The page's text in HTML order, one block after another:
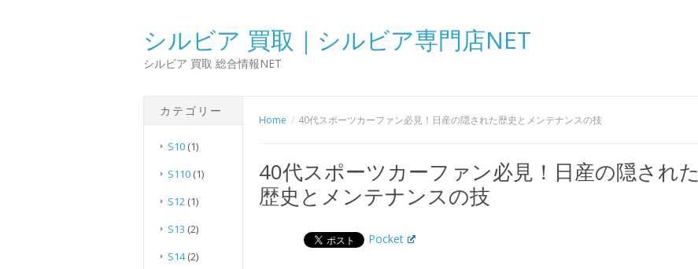
シルビア 買取｜シルビア専門店NET
シルビア 買取 総合情報NET
カテゴリー
S10 (1)
S110 (1)
S12 (1)
S13 (2)
S14(2)
Home 40代スポーツカーファン必見！日産の隠された歴史とメンテナンスの技
40代スポーツカーファン必見！日産の隠された
歴史とメンテナンスの技
Pocket